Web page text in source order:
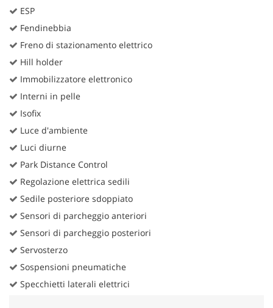
ESP
Fendinebbia
Freno di stazionamento elettrico
Hill holder
Immobilizzatore elettronico
Interni in pelle
Isofix
Luce d'ambiente
Luci diurne
Park Distance Control
Regolazione elettrica sedili
Sedile posteriore sdoppiato
Sensori di parcheggio anteriori
Sensori di parcheggio posteriori
Servosterzo
Sospensioni pneumatiche
Specchietti laterali elettrici